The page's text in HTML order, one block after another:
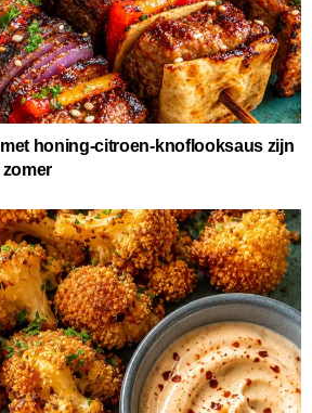
honing-citroen-knoflooksaus zijn